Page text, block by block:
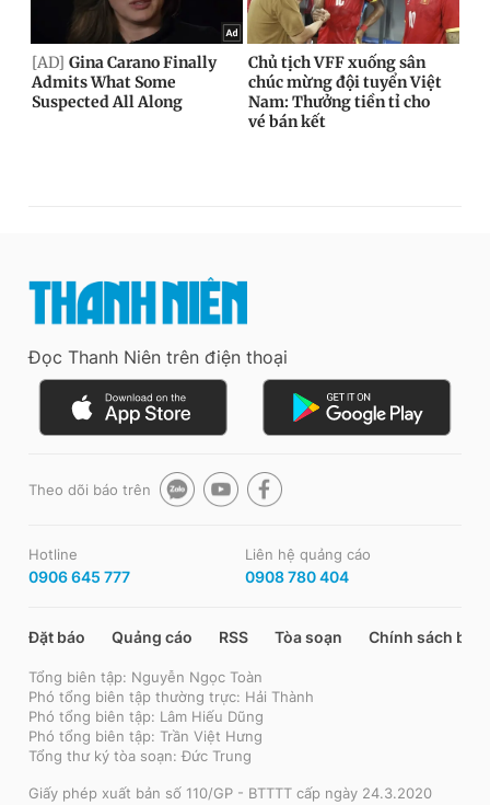
Đọc Thanh Niên trên điện thoại
Theo dõi báo trên
Hotline
0906 645 777
Liên hệ quảng cáo
0908 780 404
Đặt báo Quảng cáo RSS Tòa soạn Chính sách bảo
Tổng biên tập: Nguyễn Ngọc Toàn
Phó tổng biên tập thường trực: Hải Thành
Phó tổng biên tập: Lâm Hiếu Dũng
Phó tổng biên tập: Trần Việt Hưng
Tổng thư ký tòa soạn: Đức Trung
Giấy phép xuất bản số 110/GP - BTTTT cấp ngày 24.3.2020